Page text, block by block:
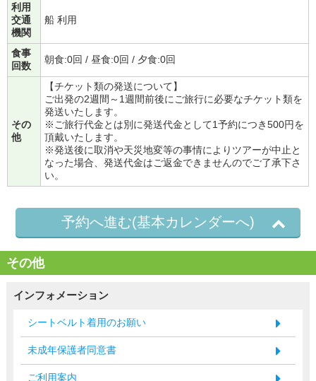
利用
交通
機関
船 利用
食事
回数
朝食:0回 / 昼食:0回 / 夕食:0回
その
他
【チケット類の発送について】
ご出発の2週間～1週間前後にご旅行に必要なチケット類を
発送いたします。
※ご旅行代金とは別に発送代金として1予約につき500円を
頂戴いたします。
※発送後に取消や天災地変等の事情によりツアーが中止と
なった場合、発送代金はご返金できませんのでご了承下さ
い。
予約へ進む(基本カレンダーへ)
その他
インフォメーション
シートベルト着用のお願い
未成年保護者同意書
ご利用案内